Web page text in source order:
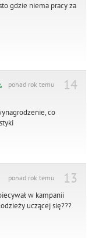
gdzie niema pracy za
14
ponad rok temu
co
13
ponad rok temu
w kampanii
uczącej się???